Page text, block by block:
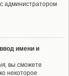
администратором
имени и
, вы сможете
некоторое